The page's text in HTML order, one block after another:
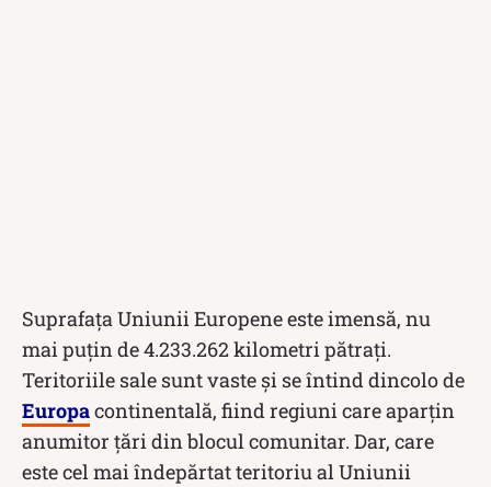
Suprafața Uniunii Europene este imensă, nu
mai puțin de 4.233.262 kilometri pătrați.
Teritoriile sale sunt vaste și se întind dincolo de
Europacontinentală, fiind regiuni care aparțin
anumitor țări din blocul comunitar. Dar, care
este cel mai îndepărtat teritoriu al Uniunii